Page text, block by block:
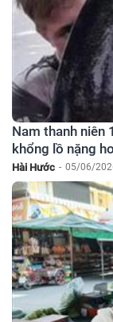
Nam thanh niên
khổng lồ nặng
Hài Hước - 05/06/